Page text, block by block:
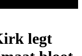
legt